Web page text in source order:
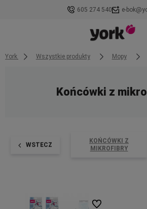
605 274 540 e-
York Wszystkie produkty Mopy
Końcówki z
WSTECZ
KOŃCÓWKI Z
MIKROFIBRY
Do ulubionych